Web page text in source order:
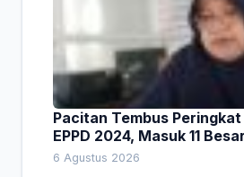
Pacitan Tembus
EPPD 2024, Masuk 11
6 Agustus 2026